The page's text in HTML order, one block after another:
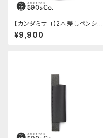
【カンダミサコ】2本差しペンシー
ス・ショート用 ミネルバボックス
(カスターニョ)
¥9,900